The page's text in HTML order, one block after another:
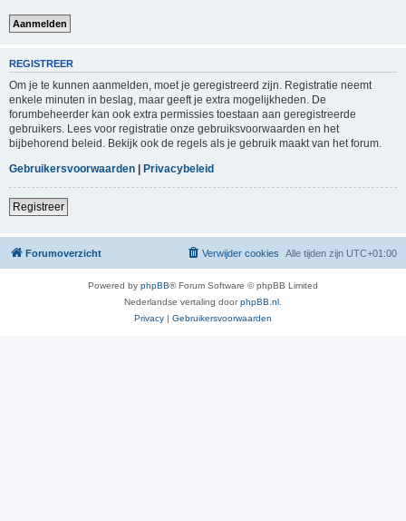
REGISTREER
Om je te kunnen aanmelden, moet je geregistreerd zijn. Registratie neemt
enkele minuten in beslag, maar geeft je extra mogelijkheden. De
forumbeheerder kan ook extra permissies toestaan aan geregistreerde
gebruikers. Lees voor registratie onze gebruiksvoorwaarden en het
bijbehorend beleid. Bekijk ook de regels als je gebruik maakt van het forum.
Gebruikersvoorwaarden | Privacybeleid
Registreer
Forumoverzicht Alle tijden zijn UTC+01:00
Verwijder cookies
Powered by phpBB® Forum Software © phpBB Limited
Nederlandse vertaling doorphpBB.nl
Privacy | Gebruikersvoorwaarden